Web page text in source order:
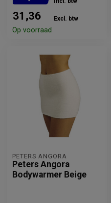
31,36 Excl. btw
Op voorraad
PETERS ANGORA
Peters Angora
Bodywarmer Beige